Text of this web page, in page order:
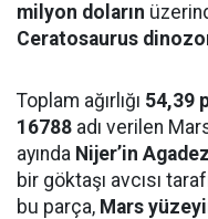
milyon doların
Ceratosaurus
Toplam ağırlığı 54,39
16788 adı verilen
ayında Nijer’in
bir göktaşı avcısı
bu parça, Mars